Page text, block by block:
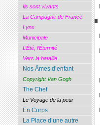
Ils sont vivants
La Campagne de France
Lynx
Municipale
L’Été, l’Éternité
Vers la bataille
Nos Âmes d’enfant
Copyright Van Gogh
The Chef
Le Voyage de la peur
En Corps
La Place d’une autre